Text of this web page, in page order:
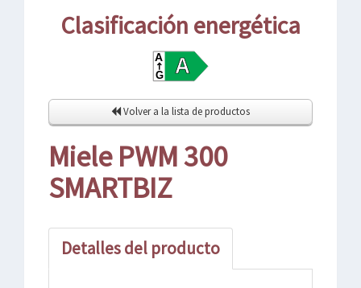
Clasificación energética
Volver a la lista de productos
Miele PWM 300
SMARTBIZ
Detalles del producto